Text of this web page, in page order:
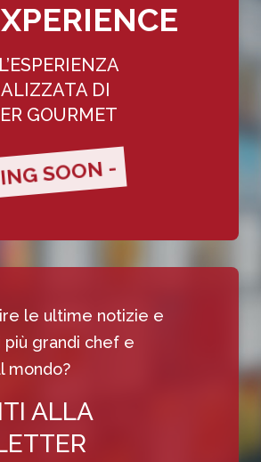
DI
GOURMET
SOON -
le ultime notizie e
grandi chef e
mondo?
ALLA